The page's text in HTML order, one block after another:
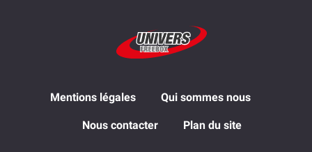
Mentions légales Qui sommes nous
Nous contacter Plan du site